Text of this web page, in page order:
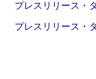
プレスリリース・
プレスリリース・